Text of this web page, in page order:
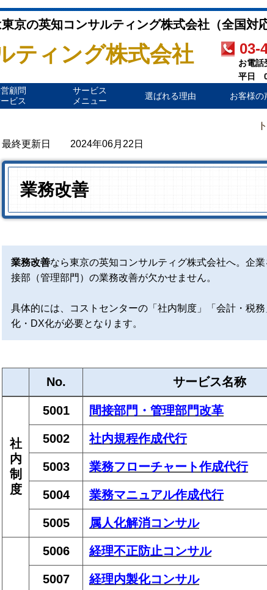
京の英知コンサルティング株式会社（全国対
ティング株式会社 03-
お電話
平日
顧問
ビス
サービス
メニュー
選ばれる理由 お客様の
最終更新日 2024年06月22 日
業務改善
業務改善なら東京の英知コンサルティグ株式会社へ。企
接部（管理部門）の業務改善が欠かせません。
具体的には、コストセンターの「社内制度」「会計・税
化・DX化が必要となります。
No. サービス名称
社
内
制
度
5001 間接部門・管理部門改革
5002 社内規程作成代行
5003 業務フローチャート作成代行
5004 業務マニュアル作成代行
5005 属人化解消コンサル
5006 経理不正防止コンサル
5007 経理内製化コンサル